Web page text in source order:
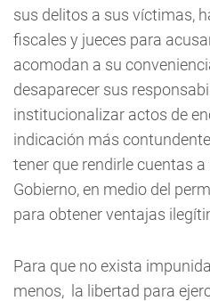
sus delitos a sus víctimas,
fiscales y jueces para
acomodan a su
desaparecer sus
institucionalizar actos de
indicación más
tener que rendirle cuentas
Gobierno, en medio del
para obtener ventajas
Para que no exista
menos, la libertad para